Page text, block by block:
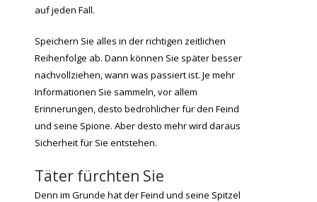
auf jeden Fall.
Speichern Sie alles in der richtigen zeitlichen
Reihenfolge ab. Dann können Sie später besser
nachvollziehen, wann was passiert ist. Je mehr
Informationen Sie sammeln, vor allem
Erinnerungen, desto bedrohlicher für den Feind
und seine Spione. Aber desto mehr wird daraus
Sicherheit für Sie entstehen.
Täter fürchten Sie
Denn im Grunde hat der Feind und seine Spitzel